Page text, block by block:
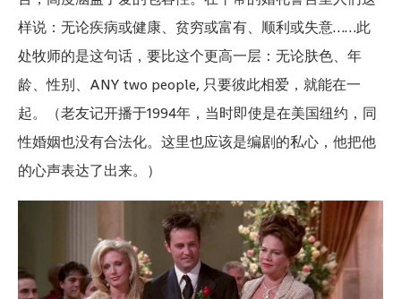
样说：无论疾病或健康、贫穷或富有、顺利或失意……此
处牧师的是这句话，要比这个更高一层：无论肤色、年
龄、性别、ANY two people, 只要彼此相爱，就能在一
起。（老友记开播于1994年，当时即使是在美国纽约，同
性婚姻也没有合法化。这里也应该是编剧的私心，他把他
的心声表达了出来。）